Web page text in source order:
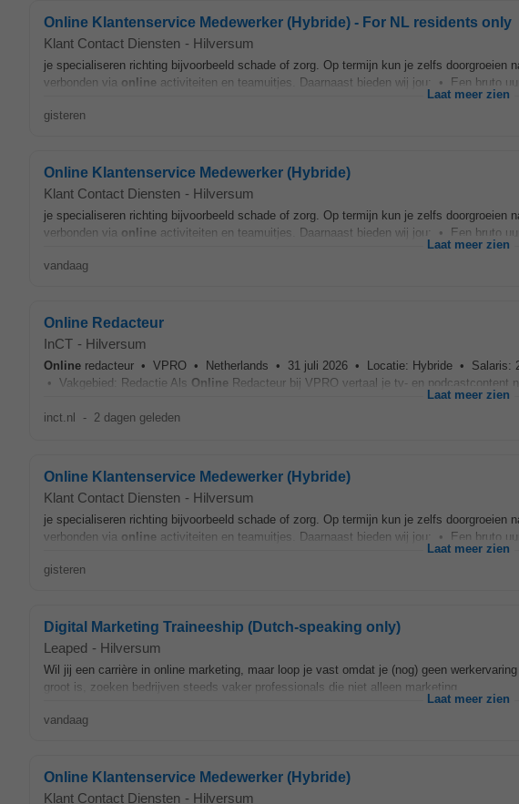
Online Klantenservice Medewerker (Hybride) - For NL residents only
Klant Contact Diensten - Hilversum
je specialiseren richting bijvoorbeeld schade of zorg. Op termijn kun je zelfs doorgroeien
verbonden via online activiteiten en teamuitjes. Daarnaast bieden wij jou: • Een bruto
Laat meer zien
gisteren
Online Klantenservice Medewerker (Hybride)
Klant Contact Diensten - Hilversum
je specialiseren richting bijvoorbeeld schade of zorg. Op termijn kun je zelfs doorgroeien
verbonden via online activiteiten en teamuitjes. Daarnaast bieden wij jou: • Een bruto
Laat meer zien
vandaag
Online Redacteur
InCT - Hilversum
Online redacteur • VPRO • Netherlands • 31 juli 2026 • Locatie: Hybride • Salaris:
• Vakgebied: Redactie Als Online Redacteur bij VPRO vertaal je tv- en podcastcontent
Laat meer zien
inct.nl - 2 dagen geleden
Online Klantenservice Medewerker (Hybride)
Klant Contact Diensten - Hilversum
je specialiseren richting bijvoorbeeld schade of zorg. Op termijn kun je zelfs doorgroeien
verbonden via online activiteiten en teamuitjes. Daarnaast bieden wij jou: • Een bruto
Laat meer zien
gisteren
Digital Marketing Traineeship (Dutch-speaking only)
Leaped - Hilversum
Wil jij een carrière in online marketing, maar loop je vast omdat je (nog) geen
groot is, zoeken bedrijven steeds vaker professionals die niet alleen marketing...
Laat meer zien
vandaag
Online Klantenservice Medewerker (Hybride)
Klant Contact Diensten - Hilversum